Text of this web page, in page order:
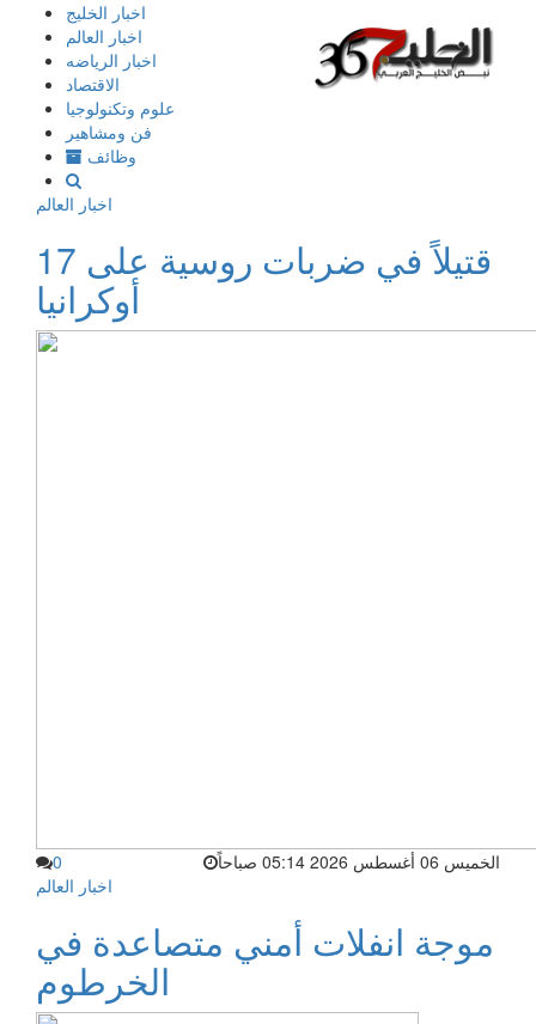
إذهب
المحتوى
اخبار الخليج
اخبار العالم
اخبار الرياضه
الاقتصاد
علوم وتكنولوجيا
فن ومشاهير
وظائف
اخبار العالم
17 قتيلاً في ضربات روسية على
أوكرانيا
الخميس 06 أغسطس 2026 05:14 صباحاً
0
اخبار العالم
موجة انفلات أمني متصاعدة في
الخرطوم